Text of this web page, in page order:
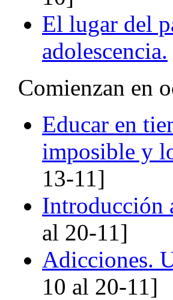
El lugar del
adolescencia.
Comienzan en
Educar en
imposible y
13-11]
Introducción
al 20-11]
Adicciones.
10 al 20-11]